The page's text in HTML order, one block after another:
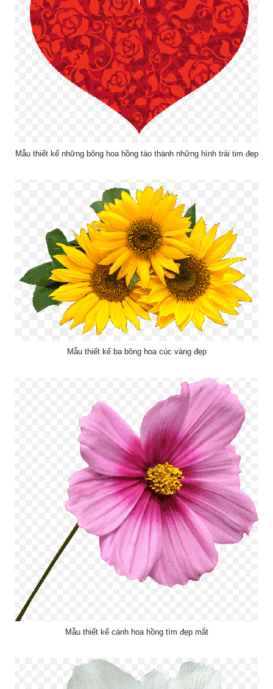
Mẫu thiết kế những bông hoa hồng tào thành những hình trái tim đẹp
Mẫu thiết kế ba bông hoa cúc vàng đẹp
Mẫu thiết kế cánh hoa hồng tím đẹp mắt